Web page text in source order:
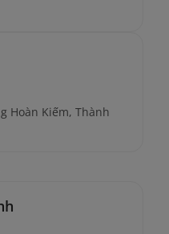
Hoàn Kiếm, Thành